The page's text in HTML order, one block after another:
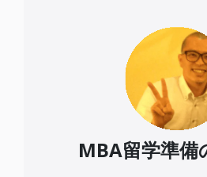
MBA留学準備